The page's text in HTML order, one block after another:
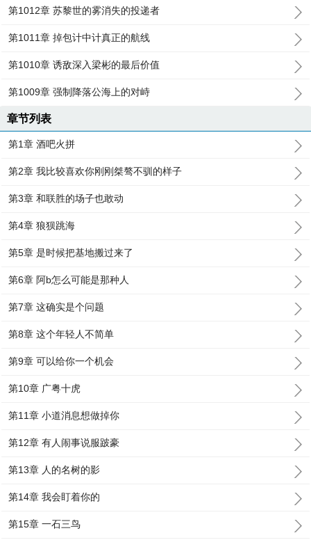
第1012章 苏黎世的雾消失的投递者
第1011章 掉包计中计真正的航线
第1010章 诱敌深入梁彬的最后价值
第1009章 强制降落公海上的对峙
章节列表
第1章 酒吧火拼
第2章 我比较喜欢你刚刚桀骜不驯的样子
第3章 和联胜的场子也敢动
第4章 狼狈跳海
第5章 是时候把基地搬过来了
第6章 阿b怎么可能是那种人
第7章 这确实是个问题
第8章 这个年轻人不简单
第9章 可以给你一个机会
第10章 广粤十虎
第11章 小道消息想做掉你
第12章 有人闹事说服跛豪
第13章 人的名树的影
第14章 我会盯着你的
第15章 一石三鸟